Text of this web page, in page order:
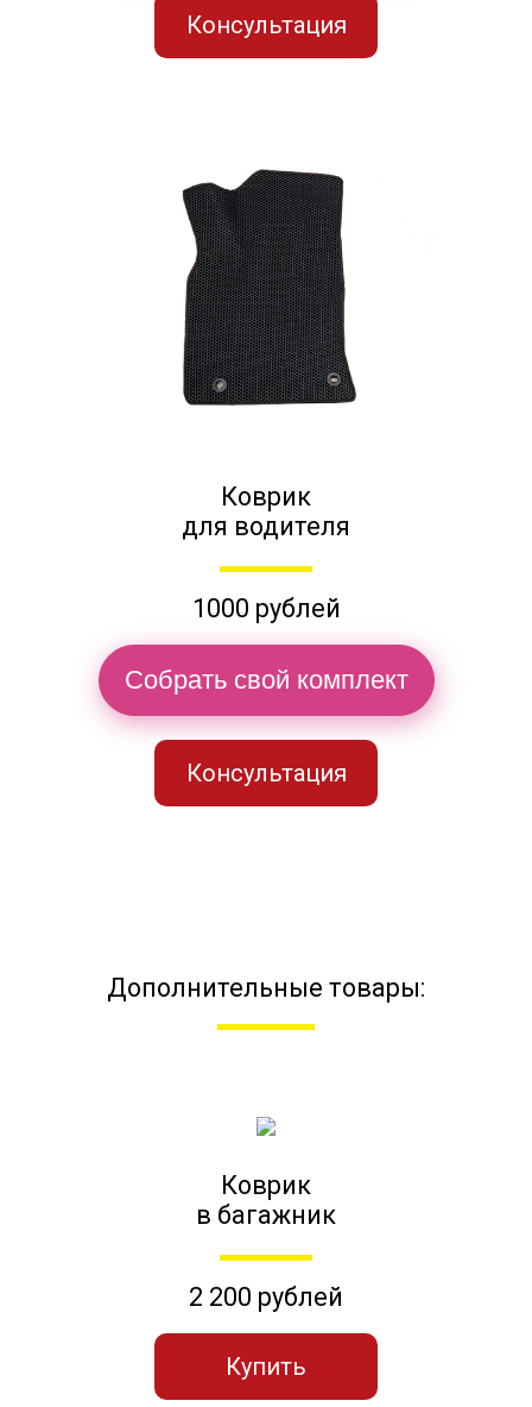
Консультация
Коврик
для водителя
1000 рублей
Собрать свой комплект
Консультация
Дополнительные товары:
Коврик
в багажник
2 200 рублей
Купить